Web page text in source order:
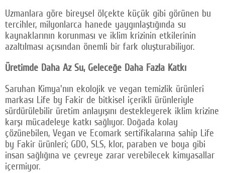
Uzmanlara göre bireysel ölçekte küçük gibi görünen bu
tercihler, milyonlarca hanede yaygınlaştığında su
kaynaklarının korunması ve iklim krizinin etkilerinin
azaltılması açısından önemli bir fark oluşturabiliyor.
Üretimde Daha Az Su, Geleceğe Daha Fazla Katkı
Saruhan Kimya'nın ekolojik ve vegan temizlik ürünleri
markası Life by Fakir de bitkisel içerikli ürünleriyle
sürdürülebilir üretim anlayışını destekleyerek iklim krizine
karşı mücadeleye katkı sağlıyor. Doğada kolay
çözünebilen, Vegan ve Ecomark sertifikalarına sahip Life
by Fakir ürünleri; GDO, SLS, klor, paraben ve boya gibi
insan sağlığına ve çevreye zarar verebilecek kimyasallar
içermiyor.